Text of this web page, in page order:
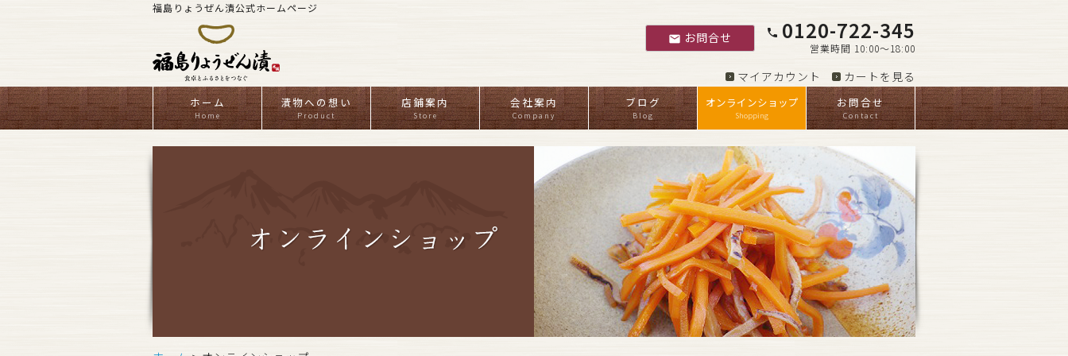
福島りょうぜん漬公式ホームページ
email お問合せ phone 0120-722-345
営業時間 10:00～18:00
マイアカウント カートを見る
ホーム
Home
漬物への想い
Product
店鋪案内
Store
会社案内
Company
ブログ
Blog
オンラインショップ
Shopping
お問合せ
Contact